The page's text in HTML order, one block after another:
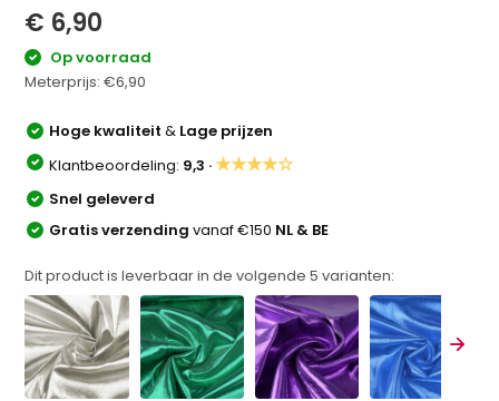
€ 6,90
Op voorraad
Meterprijs:€6,90
Hoge kwaliteit& Lage prijzen
Klantbeoordeling: 9,3 ·★★★★☆
Snel geleverd
Gratis verzendingvanaf €150 NL & BE
Dit product is leverbaar in de volgende5 varianten: